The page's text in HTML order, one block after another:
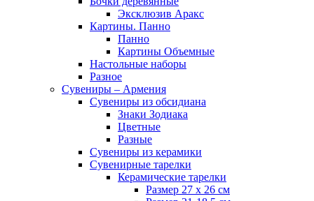
Эксклюзив Аракс
Картины. Панно
Панно
Картины Объемные
Настольные наборы
Разное
Сувениры – Армения
Сувениры из обсидиана
Знаки Зодиака
Цветные
Разные
Сувениры из керамики
Сувенирные тарелки
Керамические тарелки
Размер 27 х 26 см